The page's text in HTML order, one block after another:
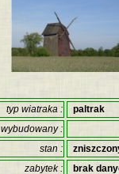
typ wiatraka :
paltrak
wybudowany :
stan :
zabytek :
brak